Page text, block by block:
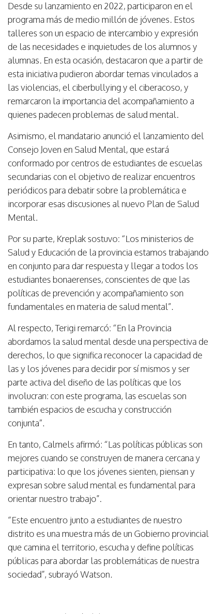
Desde su lanzamiento en 2022, participaron en el
programa más de medio millón de jóvenes. Estos
talleres son un espacio de intercambio y expresión
de las necesidades e inquietudes de los alumnos y
alumnas. En esta ocasión, destacaron que a partir de
esta iniciativa pudieron abordar temas vinculados a
las violencias, el ciberbullying y el ciberacoso, y
remarcaron la importancia del acompañamiento a
quienes padecen problemas de salud mental.
Asimismo, el mandatario anunció el lanzamiento del
Consejo Joven en Salud Mental, que estará
conformado por centros de estudiantes de escuelas
secundarias con el objetivo de realizar encuentros
periódicos para debatir sobre la problemática e
incorporar esas discusiones al nuevo Plan de Salud
Mental.
Por su parte, Kreplak sostuvo: “Los ministerios de
Salud y Educación de la provincia estamos trabajando
en conjunto para dar respuesta y llegar a todos los
estudiantes bonaerenses, conscientes de que las
políticas de prevención y acompañamiento son
fundamentales en materia de salud mental”.
Al respecto, Terigi remarcó: “En la Provincia
abordamos la salud mental desde una perspectiva de
derechos, lo que significa reconocer la capacidad de
las y los jóvenes para decidir por sí mismos y ser
parte activa del diseño de las políticas que los
involucran: con este programa, las escuelas son
también espacios de escucha y construcción
conjunta”.
En tanto, Calmels afirmó: “Las políticas públicas son
mejores cuando se construyen de manera cercana y
participativa: lo que los jóvenes sienten, piensan y
expresan sobre salud mental es fundamental para
orientar nuestro trabajo”.
“Este encuentro junto a estudiantes de nuestro
distrito es una muestra más de un Gobierno provincial
que camina el territorio, escucha y define políticas
públicas para abordar las problemáticas de nuestra
sociedad”, subrayó Watson.